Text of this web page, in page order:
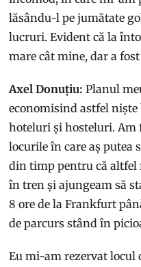
lăsându-l pe jumătate
lucruri. Evident că la
mare cât mine, dar a
Axel Donuțiu: Planul
economisind astfel
hoteluri și hosteluri. Am
locurile în care aș putea
din timp pentru că altfel
în tren și ajungeam să
8 ore de la Frankfurt
de parcurs stând în
Eu mi-am rezervat